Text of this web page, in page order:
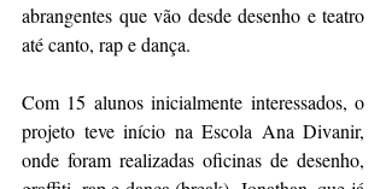
abrangentes que vão desde desenho e teatro
até canto, rap e dança.
Com 15 alunos inicialmente interessados, o
projeto teve início na Escola Ana Divanir,
onde foram realizadas oficinas de desenho,